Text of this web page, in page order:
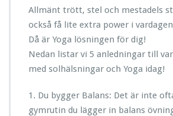
Allmänt trött, stel och mestadels
också få lite extra power i
Då är Yoga lösningen för dig!
Nedan listar vi 5 anledningar till
med solhälsningar och Yoga idag!
1. Du bygger Balans: Det är inte
gymrutin du lägger in balans